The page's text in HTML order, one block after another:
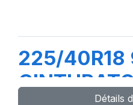
225/40R18
Détails